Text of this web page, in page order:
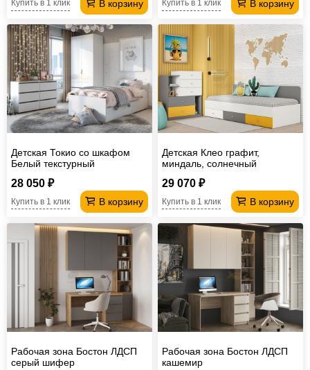
В корзину
Купить в 1 клик В корзину
Купить в 1 клик
Детская Токио со шкафом
Белый текстурный
28 050 ₽
В корзину
Купить в 1 клик
Детская Клео графит,
миндаль, солнечный
29 070 ₽
В корзину
Купить в 1 клик
Рабочая зона Бостон ЛДСП
серый шифер
Рабочая зона Бостон ЛДСП
кашемир